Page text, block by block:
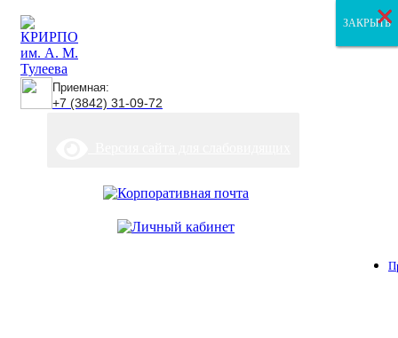
Приемная:
+7 (3842) 31-09-72
ЗАКРЫТЬ
ЗАКРЫТЬ
ЗАКРЫТЬ
×
×
×